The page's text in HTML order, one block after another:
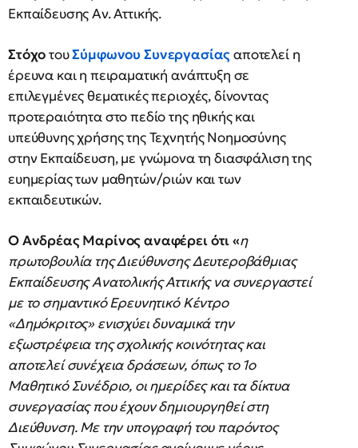
Εκπαίδευσης Αν. Αττικής.
ΣτόχοτουΣύμφωνου Συνεργασίαςαποτελεί η
έρευνα και η πειραματική ανάπτυξη σε
επιλεγμένες θεματικές περιοχές, δίνοντας
προτεραιότητα στο πεδίο της ηθικής και
υπεύθυνης χρήσης της Τεχνητής Νοημοσύνης
στην Εκπαίδευση, με γνώμονα τη διασφάλιση της
ευημερίας των μαθητών/ριών και των
εκπαιδευτικών.
Ο Ανδρέας Μαρίνος αναφέρει ότι «η
πρωτοβουλία της Διεύθυνσης Δευτεροβάθμιας
Εκπαίδευσης Ανατολικής Αττικής να συνεργαστεί
με το σημαντικό Ερευνητικό Κέντρο
«Δημόκριτος» ενισχύει δυναμικά την
εξωστρέφεια της σχολικής κοινότητας και
αποτελεί συνέχεια δράσεων, όπως το 1ο
Μαθητικό Συνέδριο, οι ημερίδες και τα δίκτυα
συνεργασίας που έχουν δημιουργηθεί στη
Διεύθυνση. Με την υπογραφή του παρόντος